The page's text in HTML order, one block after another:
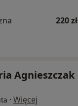
220 zł
Agnieszczak
· Więcej